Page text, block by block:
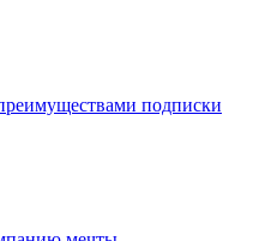
подписки